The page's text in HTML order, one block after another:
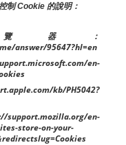
制 Cookie 的說明：
器：
answer/95647?hl=en
en-
kb/PH5042?
en-
store-on-your-